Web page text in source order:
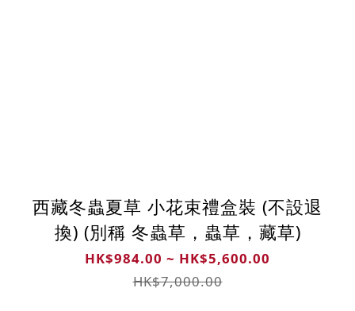
西藏冬蟲夏草 小花束禮盒裝 (不設退
換) (別稱 冬蟲草，蟲草，藏草)
HK$984.00 ~ HK$5,600.00
HK$7,000.00